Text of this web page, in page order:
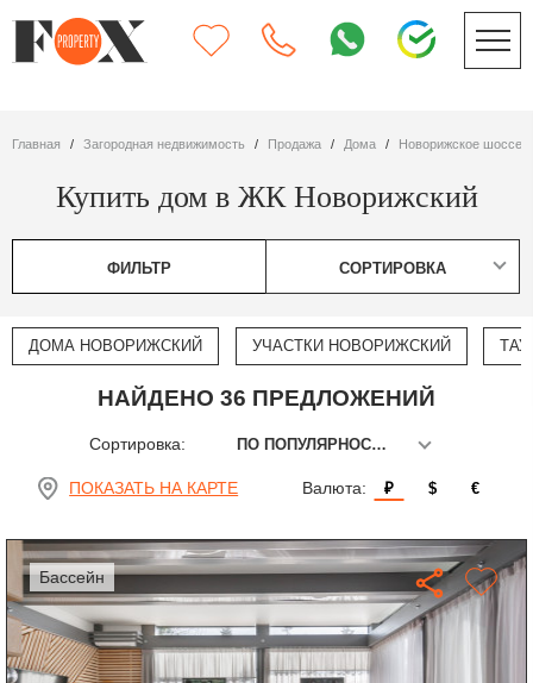
Главная Загородная недвижимость Продажа дома Новорижское шоссе
Купить дом в ЖК Новорижский
ФИЛЬТР СОРТИРОВКА
ДОМА НОВОРИЖСКИЙ УЧАСТКИ НОВОРИЖСКИЙ
НАЙДЕНО 36 ПРЕДЛОЖЕНИЙ
Сортировка: ПО ПОПУЛЯРНОСТИ
ПОКАЗАТЬ НА КАРТЕ Валюта: ₽ $ €
бассейн